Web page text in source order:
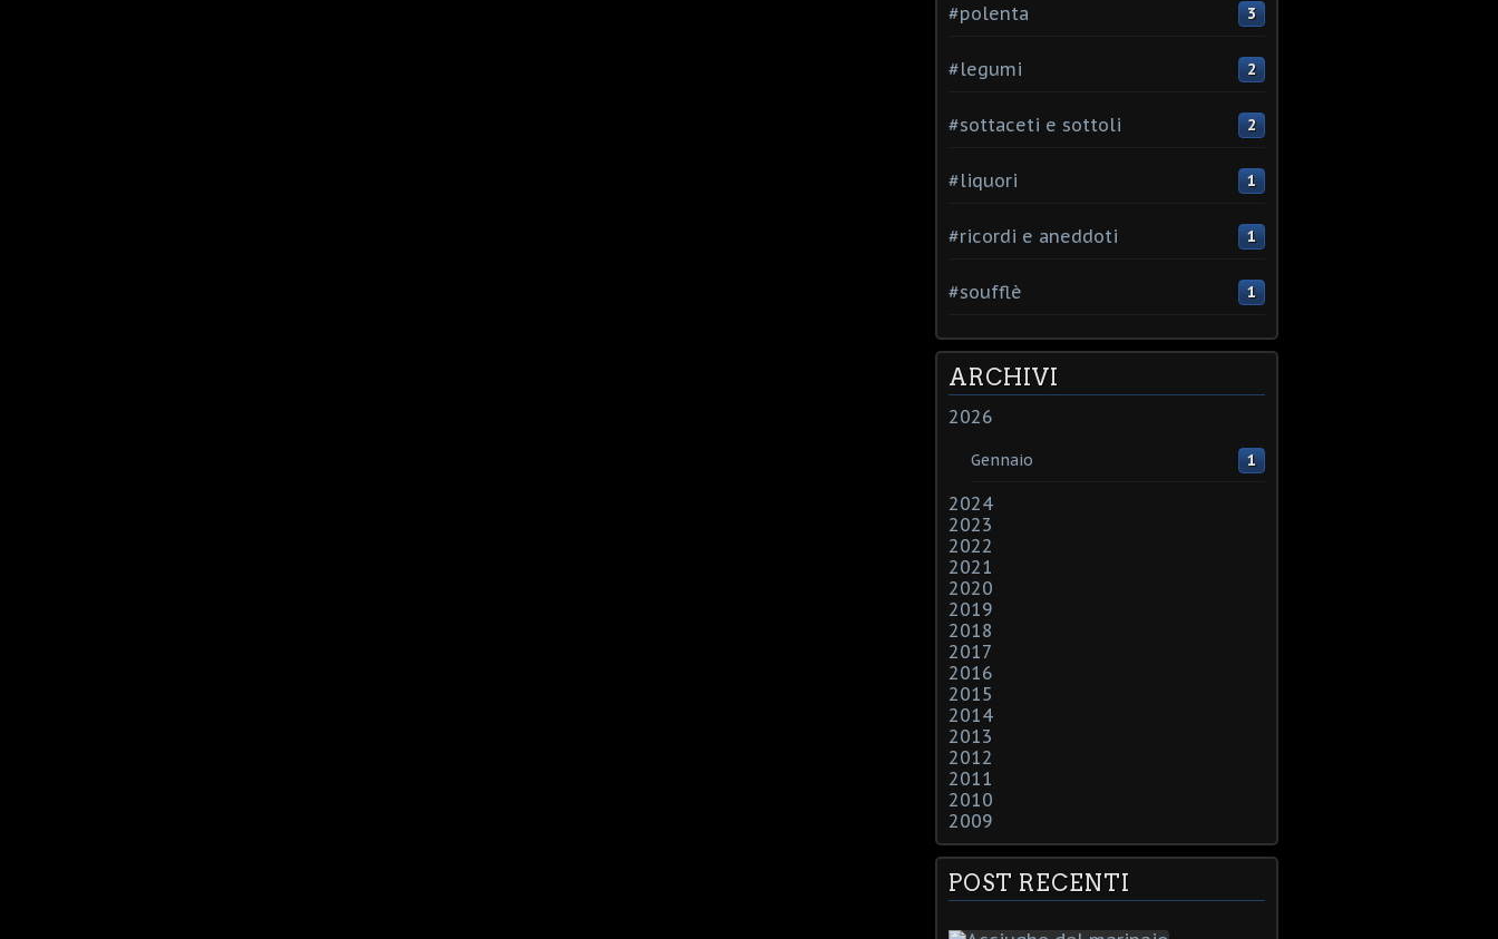
#polenta 3
#legumi 2
#sottaceti e sottoli 2
#liquori 1
#ricordi e aneddoti 1
#soufflè 1
ARCHIVI
2026
Gennaio 1
2024
2023
2022
2021
2020
2019
2018
2017
2016
2015
2014
2013
2012
2011
2010
2009
POST RECENTI